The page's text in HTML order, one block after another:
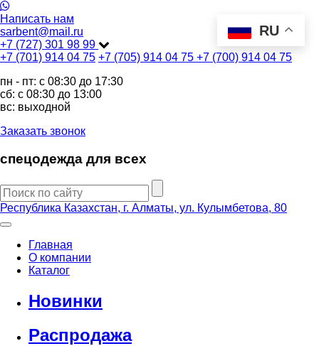
Написать нам
sarbent@mail.ru
+7 (727) 301 98 99
+7 (701) 914 04 75 +7 (705) 914 04 75 +7 (700) 914 04 75
пн - пт: c 08:30 до 17:30
сб: c 08:30 до 13:00
вс: выходной
Заказать звонок
спецодежда для всех
Республика Казахстан, г. Алматы, ул. Кулымбетова, 80
Главная
О компании
Каталог
Новинки
Распродажа
RU